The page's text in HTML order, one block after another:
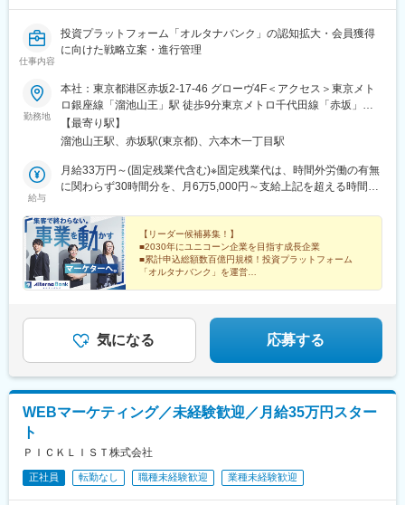
駅、天王寺駅前駅、大阪上本町駅、新石切駅、平野駅(地下鉄)、鳳
駅、あびこ駅、武庫之荘駅、逆瀬川駅、尼崎駅(東海道本線)、夙川
駅、六甲道駅、山陽姫路駅、網干駅、西明石駅、四条駅(京都市
営)、西院駅(阪急線)、宇治駅(奈良線)、新田辺駅、松井山手駅、彦
口県)、琴芝駅、宇部駅、緑井駅、大町駅(広島県)、県病院前駅、
河戸帆待川駅、大原駅(広島県)、西広島駅、西高屋駅、西条駅(広
島県)、呉駅、三原駅、瓦町駅、栗林公園駅、佐古駅、横河原駅、
デンテツターミナルビル前駅、下曽根駅、九州工大前駅、戸畑
尾駅、永犬丸駅、長者原駅、酒殿駅、福工大前駅、香椎花園前
駅、千早駅、箱崎駅、唐津駅、諏訪神社駅、肥前古賀駅、光の森
電)、上塩屋駅、滝尾駅、南宮崎駅、浦添前田駅、竜王駅、円山公
園駅、西線１４条駅、東屯田通駅、新琴似駅、長町駅、西桐生
駅、さいたま新都心駅、京成成田駅、京成八幡駅、新津田沼駅、
船橋駅、京成西船駅、千葉中央駅、千石駅、富士見台駅、勝どき
駅、亀戸水神駅、曳舟駅、田原町駅(東京都)、西太子堂駅、下落合
赤駅、東別院駅、名鉄一宮駅、平安通駅、徳重駅、千林駅、天王
寺駅、谷町九丁目駅、我孫子町駅、さくら夙川駅、新在家駅、姫
路駅、烏丸駅、西院駅(京福線)、宇治駅(京阪線)、京田辺駅、八木
駅、西鉄千早駅、箱崎九大前駅、新大工町駅、上熊本駅(路面電
駅、中央図書館前駅、太子堂駅、本八幡駅(総武線)、東海神駅、京
路駅、大阪阿部野橋駅、香櫨園駅、六甲駅、大宮駅(京都府)、西大
路三条駅、畝傍駅、宇品二丁目駅、福島町駅、蓮池町通駅、旦過
仕事内容
投資プラットフォーム「オルタナバンク」の認知拡大・会員獲得
に向けた戦略立案・進行管理
勤務地
本社：東京都港区赤坂2-17-46 グローヴ4F＜アクセス＞東京メト
ロ銀座線「溜池山王」駅 徒歩9分東京メトロ千代田線「赤坂」駅
徒歩6分※受動喫煙対策：あり（敷地内全面禁煙）★週1回程度、
リモートワークの活用も可能です
【最寄り駅】
溜池山王駅、赤坂駅(東京都)、六本木一丁目駅
給与
月給33万円～(固定残業代含む)※固定残業代は、時間外労働の有無
に関わらず30時間分を、月6万5,000円～支給上記を超える時間外
正当に評価する実力主義の評価制度を採用。2026年の給与改定で
は、給与増加率10％以上の社員が6名、最大34.1％の昇給実績が
あります。2年連続で10％以上昇給した社員も在籍しています。
【リーダー候補募集！】
■2030年にユニコーン企業を目指す成長企業
■累計申込総額数百億円規模！投資プラットフォーム
「オルタナバンク」を運営
気になる 応募する
WEBマーケティング／未経験歓迎／月給35万円スター
ト
ＰＩＣＫＬＩＳＴ株式会社
正社員 転勤なし 職種未経験歓迎 業種未経験歓迎